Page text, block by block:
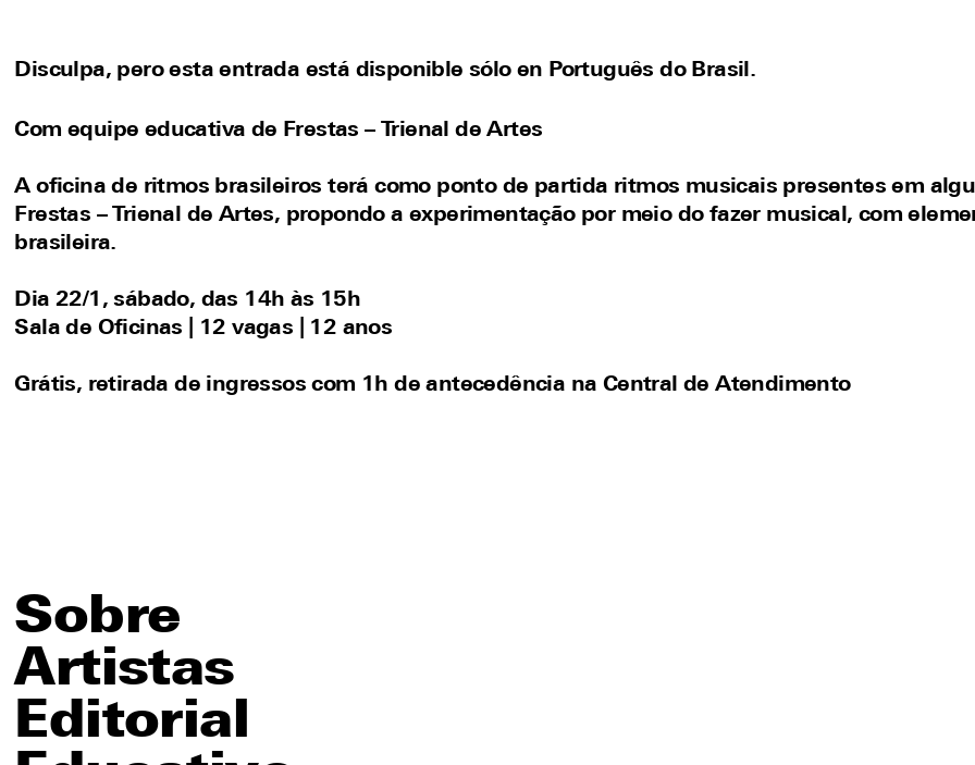
Disculpa, pero esta entrada está disponible sólo en Português do Brasil .
Com equipe educativa de Frestas – Trienal de Artes
A oficina de ritmos brasileiros terá como ponto de partida ritmos musicais presentes em
Frestas – Trienal de Artes, propondo a experimentação por meio do fazer musical, com
brasileira.
Dia 22/1, sábado, das 14h às 15h
Sala de Oficinas
12 vagas | 12 anos
Grátis, retirada de ingressos com 1h de antecedência na Central de Atendimento
Sobre
Artistas
Editorial